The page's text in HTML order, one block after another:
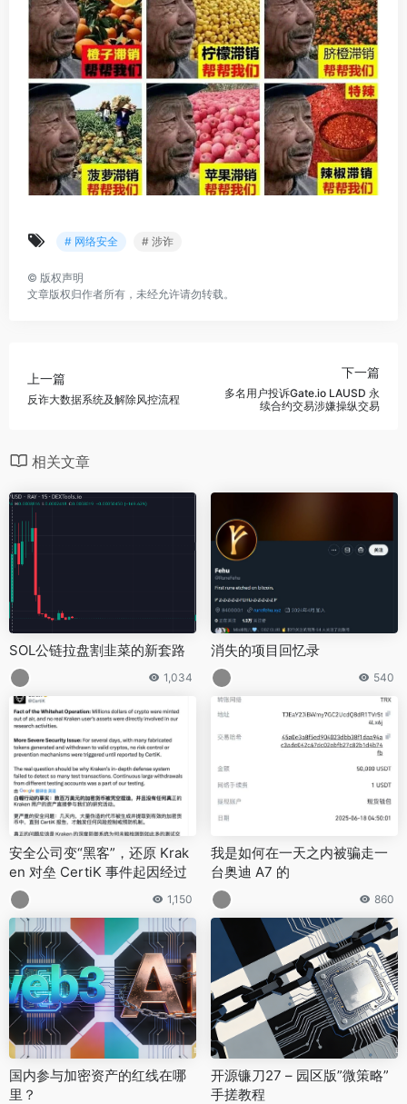
# 网络安全 # 涉诈
© 版权声明
文章版权归作者所有，未经允许请勿转载。
上一篇
反诈大数据系统及解除风控流程
下一篇
多名用户投诉Gate.io LAUSD 永
续合约交易涉嫌操纵交易
相关文章
SOL公链拉盘割韭菜的新套路
1,034
消失的项目回忆录
540
安全公司变“黑客”，还原 Krak
en 对垒 CertiK 事件起因经过
1,150
我是如何在一天之内被骗走一
台奥迪 A7 的
860
国内参与加密资产的红线在哪
里？
开源镰刀27 – 园区版”微策略”
手搓教程